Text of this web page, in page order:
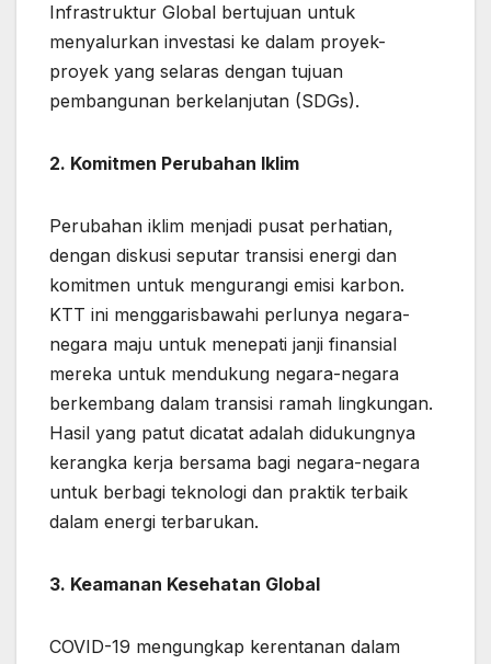
Infrastruktur Global bertujuan untuk
menyalurkan investasi ke dalam proyek-
proyek yang selaras dengan tujuan
pembangunan berkelanjutan (SDGs).
2. Komitmen Perubahan Iklim
Perubahan iklim menjadi pusat perhatian,
dengan diskusi seputar transisi energi dan
komitmen untuk mengurangi emisi karbon.
KTT ini menggarisbawahi perlunya negara-
negara maju untuk menepati janji finansial
mereka untuk mendukung negara-negara
berkembang dalam transisi ramah lingkungan.
Hasil yang patut dicatat adalah didukungnya
kerangka kerja bersama bagi negara-negara
untuk berbagi teknologi dan praktik terbaik
dalam energi terbarukan.
3. Keamanan Kesehatan Global
COVID-19 mengungkap kerentanan dalam